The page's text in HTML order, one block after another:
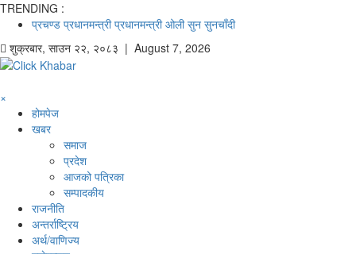
TRENDING :
प्रचण्ड प्रधानमन्त्री प्रधानमन्त्री ओली सुन सुनचाँदी
शुक्रबार, साउन २२, २०८३ | August 7, 2026
×
होमपेज
खबर
समाज
प्रदेश
आजको पत्रिका
सम्पादकीय
राजनीति
अन्तर्राष्ट्रिय
अर्थ/वाणिज्य